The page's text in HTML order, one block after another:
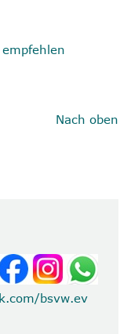
Nach oben
bsvw.ev